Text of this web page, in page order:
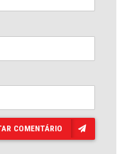
COMENTÁRIO